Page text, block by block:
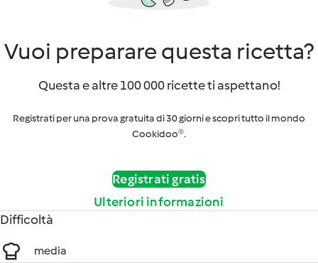
Vuoi preparare questa ricetta?
Questa e altre 100 000 ricette ti aspettano!
Registrati per una prova gratuita di 30 giorni e scopri tutto il mondo
Cookidoo®.
Registrati gratis
Ulteriori informazioni
Difficoltà
media